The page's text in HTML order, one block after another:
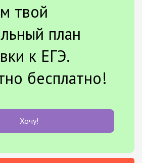
твой
план
к ЕГЭ.
бесплатно!
Хочу!